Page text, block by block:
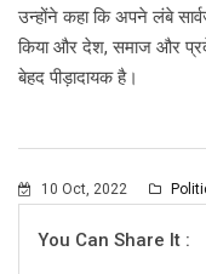
उन्होंने कहा कि अपने लंबे
किया और देश, समाज और
बेहद पीड़ादायक है।
10 Oct, 2022
You Can Share It :